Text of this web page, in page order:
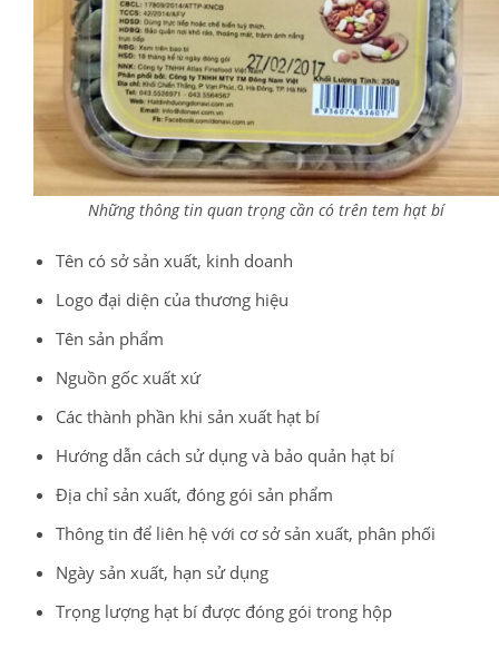
Những thông tin quan trọng cần có trên tem hạt bí
Tên có sở sản xuất, kinh doanh
Logo đại diện của thương hiệu
Tên sản phẩm
Nguồn gốc xuất xứ
Các thành phần khi sản xuất hạt bí
Hướng dẫn cách sử dụng và bảo quản hạt bí
Địa chỉ sản xuất, đóng gói sản phẩm
Thông tin để liên hệ với cơ sở sản xuất, phân phối
Ngày sản xuất, hạn sử dụng
Trọng lượng hạt bí được đóng gói trong hộp